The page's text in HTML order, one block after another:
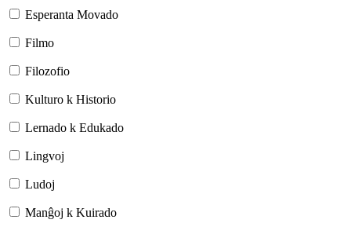
Esperanta Movado
Filmo
Filozofio
Kulturo k Historio
Lernado k Edukado
Lingvoj
Ludoj
Manĝoj k Kuirado